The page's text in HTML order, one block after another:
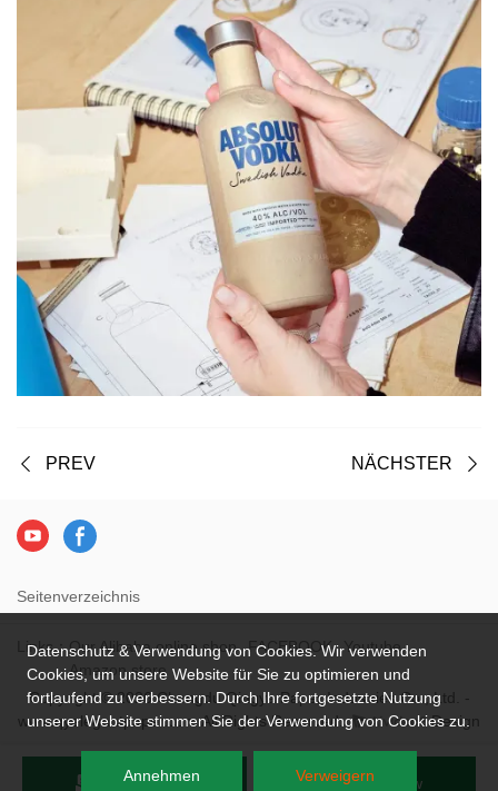
PREV NÄCHSTER
Seitenverzeichnis
Links：Our Alibaba online shop FACEBOOK
Youtube
Amazon store
Copyright © 2026 Chengdu Qingya Paper Industries Co., Ltd. -
www.qyelegantpaper.com All Rights Reserved.
Design
Send Inquiry Chat Now
Datenschutz & Verwendung von Cookies. Wir verwenden
Cookies, um unsere Website für Sie zu optimieren und
fortlaufend zu verbessern. Durch Ihre fortgesetzte Nutzung
unserer Website stimmen Sie der Verwendung von Cookies zu.
Annehmen Verweigern